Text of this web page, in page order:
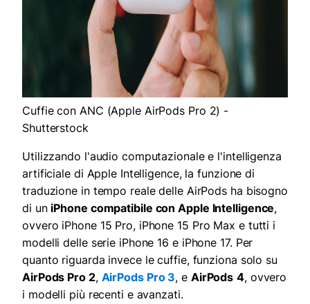
Cuffie con ANC (Apple AirPods Pro 2) -
Shutterstock
Utilizzando l'audio computazionale e l'intelligenza
artificiale di Apple Intelligence, la funzione di
traduzione in tempo reale delle AirPods ha bisogno
di un iPhone compatibile con Apple Intelligence,
ovvero iPhone 15 Pro, iPhone 15 Pro Max e tutti i
modelli delle serie iPhone 16 e iPhone 17. Per
quanto riguarda invece le cuffie, funziona solo su
AirPods Pro 2, AirPods Pro 3, e AirPods 4, ovvero
i modelli più recenti e avanzati.